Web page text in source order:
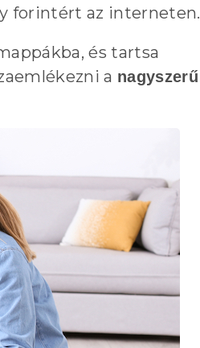
forintért az interneten.
és tartsa
a nagyszerű